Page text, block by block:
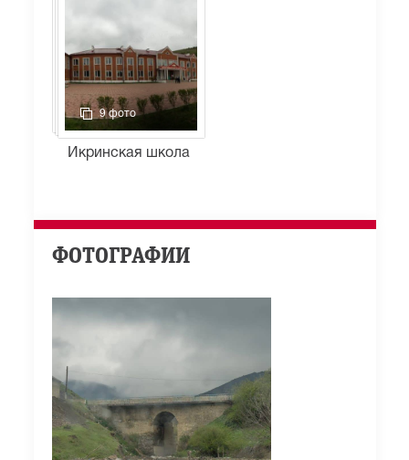
9 фото
Икринская школа
ФОТОГРАФИИ